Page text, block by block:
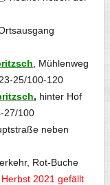
, Mühlenweg
25/100-120
, hinter Hof
27/100
neben
Rot-Buche
2021 gefällt